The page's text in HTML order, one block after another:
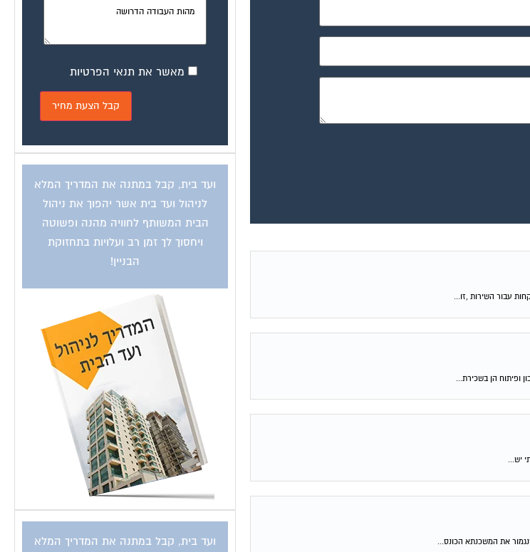
עבור השירות ,זו...
ופיתוח הן בשכירת...
את המשכנתא הכונס...
מאשר את תנאי הפרטיות
ועד בית, קבל במתנה את המדריך המלא
לניהול ועד בית אשר יהפוך את ניהול
הבית המשותף לחוויה מהנה ופשוטה
ויחסוך לך זמן רב ועלויות בתחזוקת
הבניין!
ועד בית, קבל במתנה את המדריך המלא